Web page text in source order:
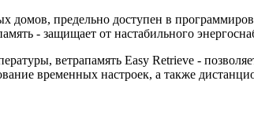
домов, предельно доступен в
- защищает от настабильного
ветрапамять Easy Retrieve -
временных настроек, а также